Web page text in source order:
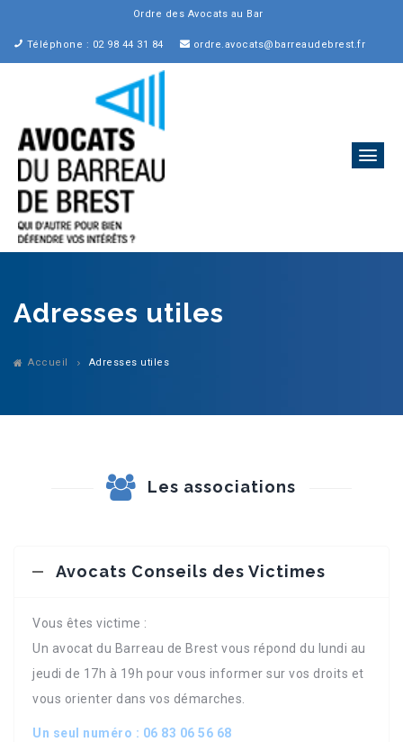
Ordre des Avocats au Barreau
Téléphone : 02 98 44 31 84 ordre.avocats@barreaudebrest.fr
Adresses utiles
Accueil Adresses utiles
Les associations
Avocats Conseils des Victimes
Vous êtes victime :
Un avocat du Barreau de Brest vous répond du lundi au
jeudi de 17h à 19h pour vous informer sur vos droits et
vous orienter dans vos démarches.
Un seul numéro : 06 83 06 56 68